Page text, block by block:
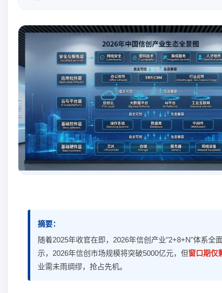
摘要：
随着2025年收官在即，2026年信创产业"2+8+N"体系全
示，2026年信创市场规模将突破5000亿元，但窗口期仅
业需未雨绸缪，抢占先机。